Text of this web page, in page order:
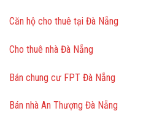
Căn hộ cho thuê tại Đà Nẵng
Cho thuê nhà Đà Nẵng
Bán chung cư FPT Đà Nẵng
Bán nhà An Thượng Đà Nẵng